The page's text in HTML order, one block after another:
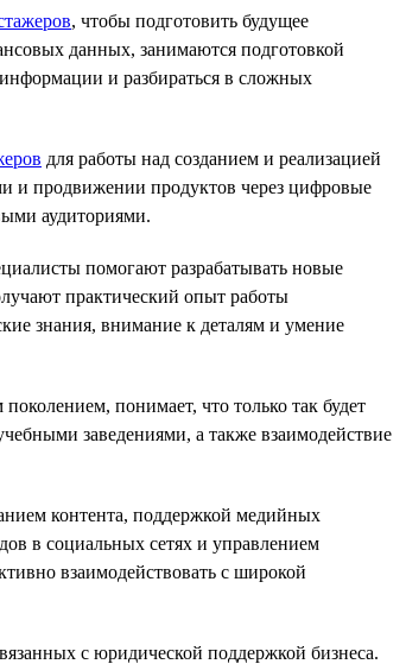
, чтобы подготовить будущее
данных, занимаются подготовкой
и разбираться в сложных
для работы над созданием и реализацией
и продвижении продуктов через цифровые
аудиториями.
помогают разрабатывать новые
практический опыт работы
знания, внимание к деталям и умение
понимает, что только так будет
заведениями, а также взаимодействие
контента, поддержкой медийных
в социальных сетях и управлением
взаимодействовать с широкой
с юридической поддержкой бизнеса.